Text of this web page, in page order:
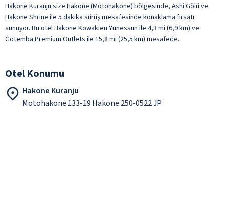
Hakone Kuranju size Hakone (Motohakone) bölgesinde, Ashi Gölü ve
Hakone Shrine ile 5 dakika sürüş mesafesinde konaklama fırsatı
sunuyor. Bu otel Hakone Kowakien Yunessun ile 4,3 mi (6,9 km) ve
Gotemba Premium Outlets ile 15,8 mi (25,5 km) mesafede.
Otel Konumu
Hakone Kuranju
Motohakone 133-19 Hakone 250-0522 JP